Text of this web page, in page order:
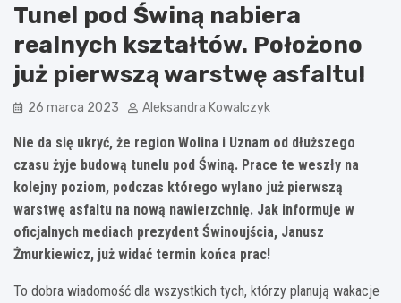
Tunel pod Świną nabiera
realnych kształtów. Położono
już pierwszą warstwę asfaltu!
26 marca 2023 Aleksandra Kowalczyk
Nie da się ukryć, że region Wolina i Uznam od dłuższego
czasu żyje budową tunelu pod Świną. Prace te weszły na
kolejny poziom, podczas którego wylano już pierwszą
warstwę asfaltu na nową nawierzchnię. Jak informuje w
oficjalnych mediach prezydent Świnoujścia, Janusz
Żmurkiewicz, już widać termin końca prac!
To dobra wiadomość dla wszystkich tych, którzy planują wakacje